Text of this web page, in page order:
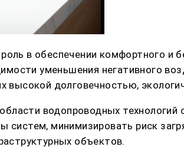
в обеспечении комфортного и
уменьшения негативного
долговечностью,
водопроводных
минимизировать риск
объектов.